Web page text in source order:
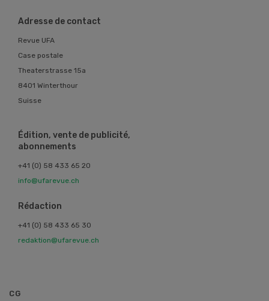
Adresse de contact
Revue UFA
Case postale
Theaterstrasse 15a
8401 Winterthour
Suisse
Édition, vente de publicité,
abonnements
+41 (0) 58 433 65 20
info@ufarevue.ch
Rédaction
+41 (0) 58 433 65 30
redaktion@ufarevue.ch
CG